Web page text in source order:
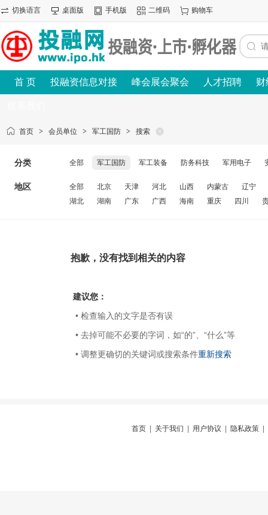
切换语言 桌面版 手机版 二维码 购物车
首 页 投融资信息对接 峰会展会聚会 人才招聘 财
首页 > 会员单位 > 军工国防 > 搜索
分类 全部 军工国防 军工装备 防务科技 军用电子
地区 全部 北京 天津 河北 山西 内蒙古
辽宁
湖北
湖南 广东 广西 海南 重庆 四川
抱歉，没有找到相关的内容
建议您：
• 检查输入的文字是否有误
• 去掉可能不必要的字词，如“的”、“什么”等
• 调整更确切的关键词或搜索条件重新搜索
首页 关于我们 用户协议 隐私政策